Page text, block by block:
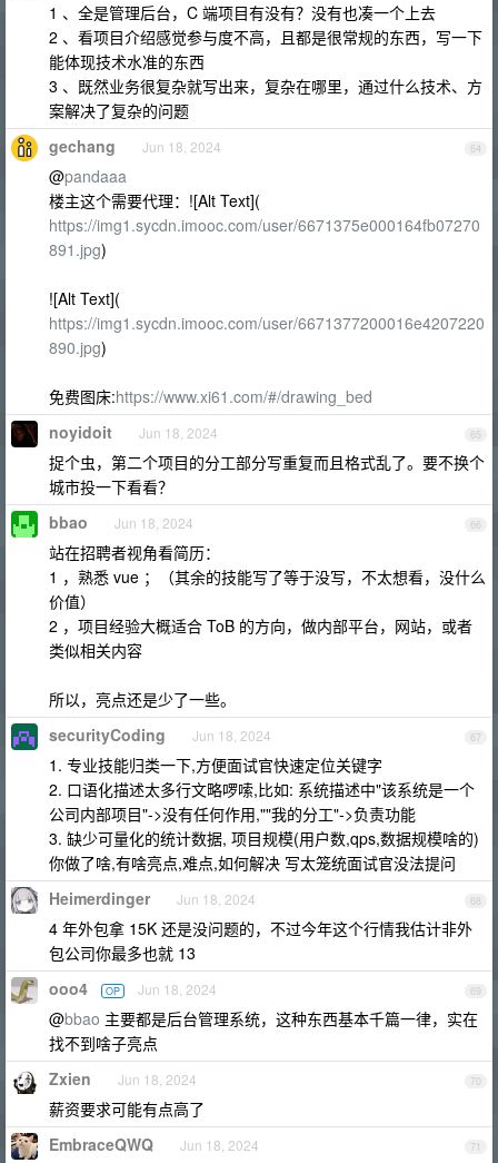
1 、全是管理后台，C 端项目有没有？没有也凑一个上去
2 、看项目介绍感觉参与度不高，且都是很常规的东西，写一下
能体现技术水准的东西
3 、既然业务很复杂就写出来，复杂在哪里，通过什么技术、方
案解决了复杂的问题
64
gechang Jun 18, 2024
@pandaaa
楼主这个需要代理：![Alt Text](
https://img1.sycdn.imooc.com/user/6671375e000164fb07270
891.jpg)
![Alt Text](
https://img1.sycdn.imooc.com/user/6671377200016e4207220
890.jpg)
免费图床:https://www.xi61.com/#/drawing_bed
65
noyidoit Jun 18, 2024
捉个虫，第二个项目的分工部分写重复而且格式乱了。要不换个
城市投一下看看？
66
bbao Jun 18, 2024
站在招聘者视角看简历：
1 ，熟悉 vue ；（其余的技能写了等于没写，不太想看，没什么
价值）
2 ，项目经验大概适合 ToB 的方向，做内部平台，网站，或者
类似相关内容
所以，亮点还是少了一些。
67
securityCoding Jun 18, 2024
1. 专业技能归类一下,方便面试官快速定位关键字
2. 口语化描述太多行文略啰嗦,比如: 系统描述中"该系统是一个
公司内部项目"->没有任何作用,""我的分工"->负责功能
3. 缺少可量化的统计数据, 项目规模(用户数,qps,数据规模啥的)
你做了啥,有啥亮点,难点,如何解决 写太笼统面试官没法提问
68
Heimerdinger Jun 18, 2024
4 年外包拿 15K 还是没问题的，不过今年这个行情我估计非外
包公司你最多也就 13
69
ooo4 OP Jun 18, 2024
@bbao 主要都是后台管理系统，这种东西基本千篇一律，实在
找不到啥子亮点
70
Zxien Jun 18, 2024
薪资要求可能有点高了
71
EmbraceQWQ Jun 18, 2024